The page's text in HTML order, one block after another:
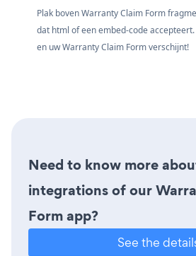
Plak boven Warranty Claim Form
dat html of een embed-code
en uw Warranty Claim Form verschijnt!
Need to know more
integrations of our
Form app?
See the